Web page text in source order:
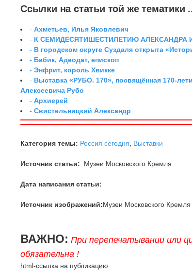
Ссылки на статьи той же тематики
-Ахметьев, Илья Яковлевич
- К СЕМИДЕСЯТИШЕСТИЛЕТИЮ АЛЕКСАНДРА
- В городском округе Суздаля открыта
- Бабик, Адеодат, епископ
-Энфрит, король Хвикке
- Выставка «РУБО. 170», посвящённая 170-
Алексеевича Рубо
-Архиерей
-Свистельницкий Александр
Категория темы: Россия сегодня Выставки
Источник статьи: Музеи Московского Кремля
Дата написания статьи:
Источник изображений:Музеи Московского Кремля
ВАЖНО: При перепечатывании или
обязательна !
html-ссылка на публикацию